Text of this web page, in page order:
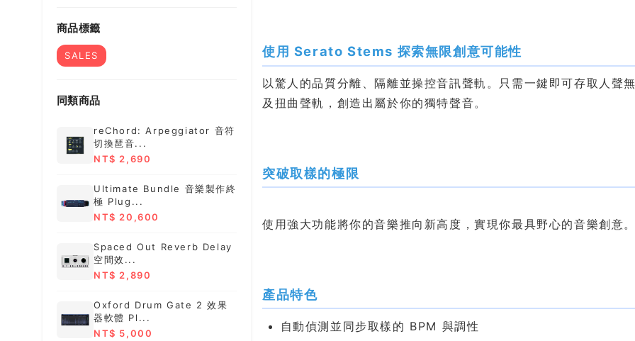
商品標籤
SALES
同類商品
reChord: Arpeggiator 音符
切換琶音...
NT$ 2,690
Ultimate Bundle 音樂製作終
極 Plug...
NT$ 20,600
Spaced Out Reverb Delay
空間效...
NT$ 2,890
Oxford Drum Gate 2 效果
器軟體 Pl...
NT$ 5,000
使用 Serato Stems 探索無限創意可能性
以驚人的品質分離、隔離並操控音訊聲軌。只需一鍵即可存取人聲
及扭曲聲軌，創造出屬於你的獨特聲音。
突破取樣的極限
使用強大功能將你的音樂推向新高度，實現你最具野心的音樂創意
產品特色
自動偵測並同步取樣的 BPM 與調性